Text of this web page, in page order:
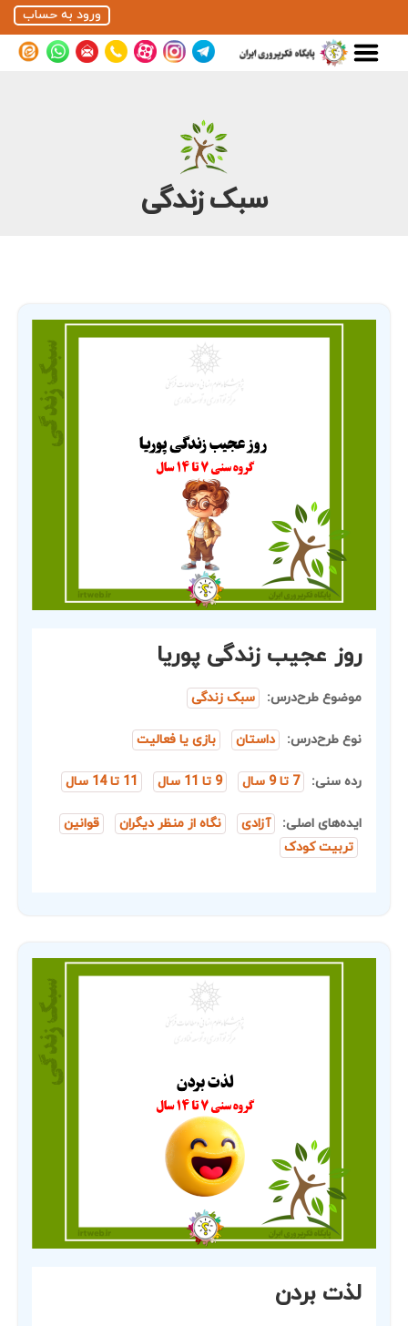
ورود به حساب
سبک زندگی
روز عجیب زندگی پوریا
موضوع طرح‌درس: سبک زندگی
نوع طرح‌درس: داستان بازی یا فعالیت
رده سنی: 7 تا 9 سال 9 تا 11 سال 11 تا 14 سال
ایده‌های اصلی: آزادی نگاه از منظر دیگران
قوانین
تربیت کودک
لذت بردن